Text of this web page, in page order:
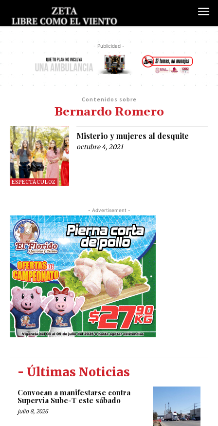
- Publicidad -
Contenidos sobre
Bernardo Romero
ESPECTÁCULOZ
Misterio y mujeres al desquite
octubre 4, 2021
- Advertisement -
- Últimas Noticias
Convocan a manifestarse contra
Supervía Sube-T este sábado
julio 8, 2026